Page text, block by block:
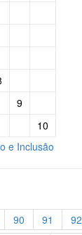
9
10
e Inclusão
90 91 92